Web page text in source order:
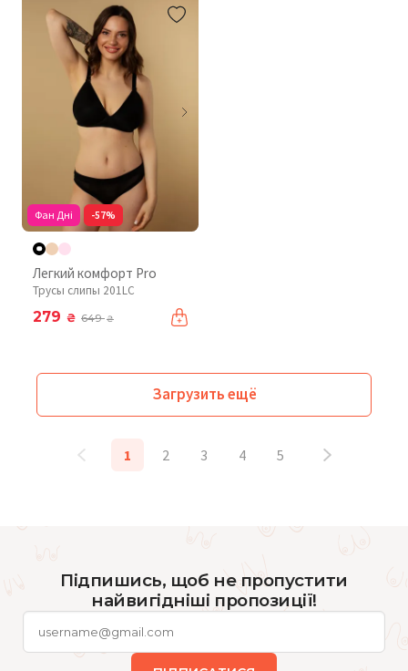
Фан Дні -57%
Легкий комфорт Pro
Трусы слипы 201LC
279 ₴ 649₴
Загрузить ещё
1 2 3 4 5
Підпишись, щоб не пропустити
найвигідніші пропозиції!